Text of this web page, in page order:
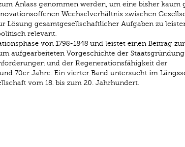
Anlass genommen werden, um eine bisher kaum
Wechselverhältnis zwischen
Lösung gesamtgesellschaftlicher Aufgaben zu
relevant.
von 1798-1848 und leistet einen Beitrag zur
aufgearbeiteten Vorgeschichte der
und der Regenerationsfähigkeit der
70er Jahre. Ein vierter Band untersucht im
vom 18. bis zum 20. Jahrhundert.